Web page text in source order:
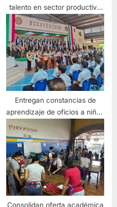
talento en sector productivo
de Jalisco
Entregan constancias de
aprendizaje de oficios a niños
de Ixtlahuacán de los
Membrillos
Consolidan oferta académica